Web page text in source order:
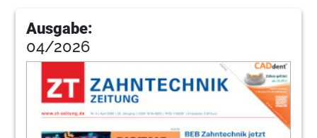
Ausgabe:
04/2026